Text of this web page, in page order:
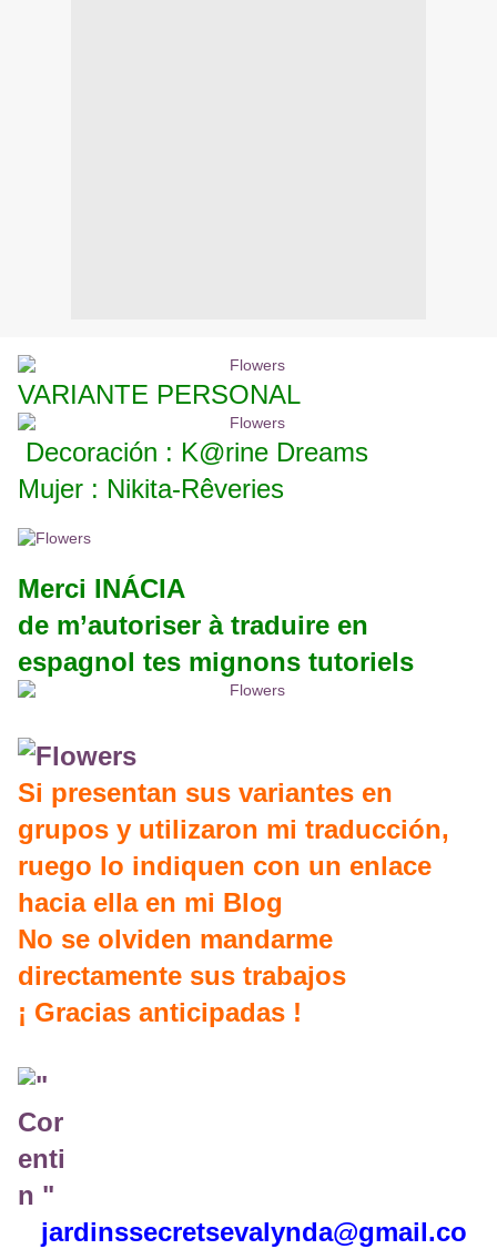
VARIANTE PERSONAL
Decoración : K@rine Dreams
Mujer : Nikita-Rêveries
Merci INÁCIA
de m’autoriser à traduire en
espagnol tes mignons tutoriels
Si presentan sus variantes en
grupos y utilizaron mi traducción,
ruego lo indiquen con un enlace
hacia ella en mi Blog
No se olviden mandarme
directamente sus trabajos
¡ Gracias anticipadas !
jardinssecretsevalynda@gmail.co